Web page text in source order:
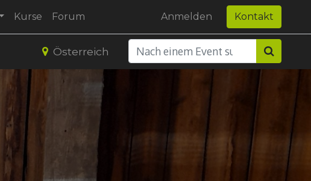
Kurse Forum Anmelden Kontakt
Österreich